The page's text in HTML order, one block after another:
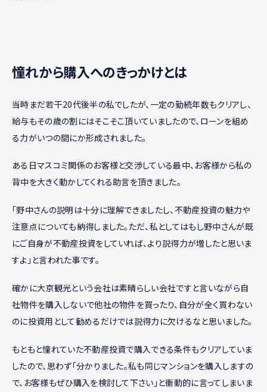
憧れから購入へのきっかけとは
当時まだ若干20代後半の私でしたが、一定の勤続年数もクリアし、
給与もその歳の割にはそこそこ頂いていましたので、ローンを組め
る力がいつの間にか形成されました。
ある日マスコミ関係のお客様と交渉している最中、お客様から私の
背中を大きく動かしてくれる助言を頂きました。
「野中さんの説明は十分に理解できましたし、不動産投資の魅力や
注意点についても納得しました。ただ、私としてはもし野中さんが既
にご自身が不動産投資をしていれば、より説得力が増したと思いま
すよ」と言われた事です。
確かに大京観光という会社は素晴らしい会社ですと言いながら自
社物件を購入しないで他社の物件を買ったり、自分が全く買わない
のに投資用として勧めるだけでは説得力に欠けるなと思いました。
もともと憧れていた不動産投資で購入できる条件もクリアしていま
したので、思わず「分かりました。私も同じマンションを購入しますの
で、お客様もぜひ購入を検討して下さい」と衝動的に言ってしまいま